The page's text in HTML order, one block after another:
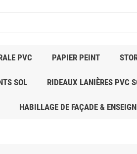
PVC PAPIER PEINT
SOL RIDEAUX LANIÈRES PVC
HABILLAGE DE FAÇADE &